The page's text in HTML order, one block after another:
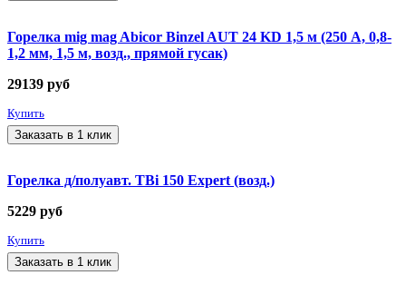
Горелка mig mag Abicor Binzel AUT 24 KD 1,5 м (250 А, 0,8-
1,2 мм, 1,5 м, возд., прямой гусак)
29139 руб
Купить
Заказать в 1 клик
Горелка д/полуавт. TBi 150 Expert (возд.)
5229 руб
Купить
Заказать в 1 клик